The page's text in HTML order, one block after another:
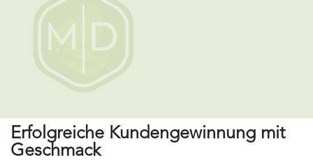
Erfolgreiche Kundengewinnung mit
Geschmack